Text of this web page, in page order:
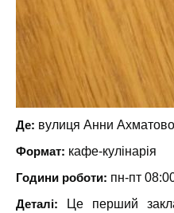
Де: вулиця Анни
Формат: кафе-кулінарія
Години роботи: пн-пт
Деталі:
Це перший